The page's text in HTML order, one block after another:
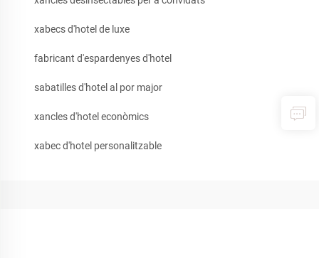
xabecs d'hotel de luxe
fabricant d'espardenyes d'hotel
sabatilles d'hotel al por major
xancles d'hotel econòmics
xabec d'hotel personalitzable